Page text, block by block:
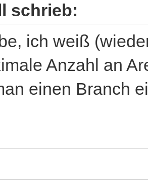
schrieb:
ich weiß
Anzahl an
einen Branch